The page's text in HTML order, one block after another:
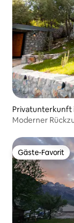
Privatunterkunft
Moderner
Gäste-Favorit
Gäste-Favorit